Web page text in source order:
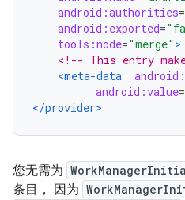
android:authorities=
android:exported=
tools:node="merge" >
<!-- This entry
<meta-data
android:value=
</provider>
您无需为
条目， 因为